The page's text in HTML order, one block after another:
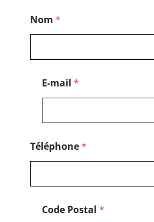
-
m
Nom *
E-mail *
Téléphone*
Code Postal *